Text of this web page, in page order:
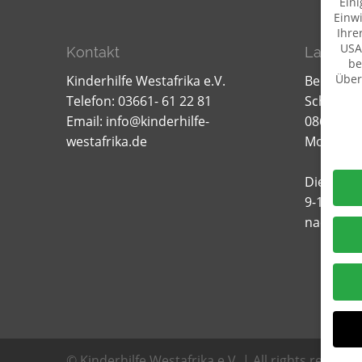
Kontakt
Kinderhilfe Westafrika e.V.
Telefon: 03661- 61 22 81
Email: info@kinderhilfe-
westafrika.de
Lager
Bernd
08606
Mobil:
Dienstag
9-12.00
nach